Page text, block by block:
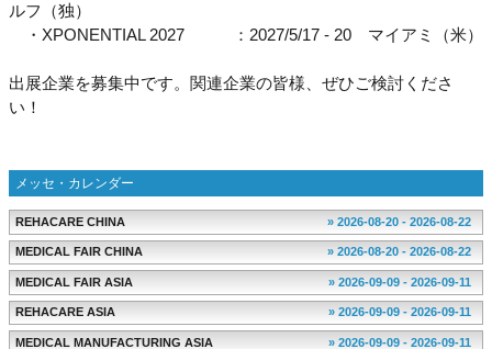
ルフ（独）
・XPONENTIAL 2027 ：2027/5/17 - 20 マイアミ（米）
出展企業を募集中です。関連企業の皆様、ぜひご検討くださ
い！
メッセ・カレンダー
REHACARE CHINA » 2026-08-20 - 2026-08-22
MEDICAL FAIR CHINA » 2026-08-20 - 2026-08-22
MEDICAL FAIR ASIA » 2026-09-09 - 2026-09-11
REHACARE ASIA » 2026-09-09 - 2026-09-11
MEDICAL MANUFACTURING ASIA » 2026-09-09 - 2026-09-11